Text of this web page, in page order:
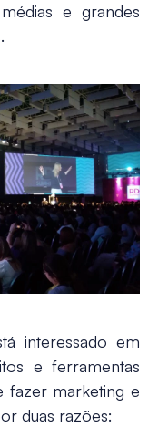
e grandes
interessado em
e ferramentas
fazer marketing e
duas razões: